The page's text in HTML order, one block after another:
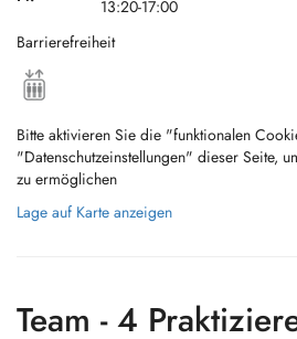
13:20-17:00
Barrierefreiheit
Bitte aktivieren Sie die "funktionalen
"Datenschutzeinstellungen" dieser Seite,
zu ermöglichen
Lage auf Karte anzeigen
Team - 4